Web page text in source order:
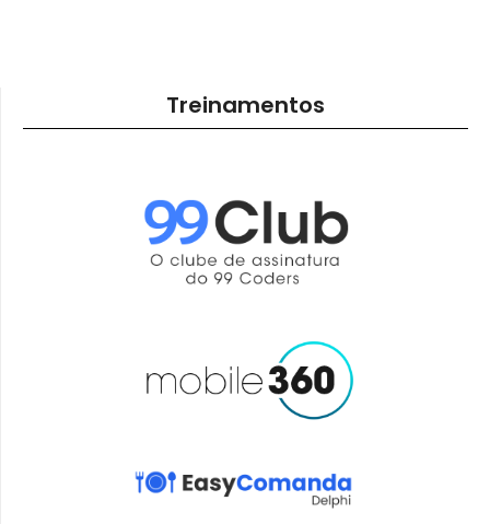
Treinamentos